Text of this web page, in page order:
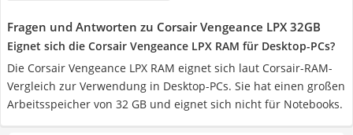
Fragen und Antworten zu Corsair Vengeance LPX 32GB
Eignet sich die Corsair Vengeance LPX RAM für Desktop-PCs?
Die Corsair Vengeance LPX RAM eignet sich laut Corsair-RAM-
Vergleich zur Verwendung in Desktop-PCs. Sie hat einen großen
Arbeitsspeicher von 32 GB und eignet sich nicht für Notebooks.